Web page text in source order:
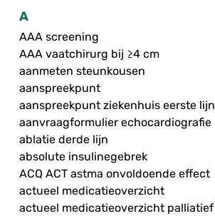
A
AAA screening
AAA vaatchirurg bij ≥4 cm
aanmeten steunkousen
aanspreekpunt
aanspreekpunt ziekenhuis eerste lijn
aanvraagformulier echocardiografie
ablatie derde lijn
absolute insulinegebrek
ACQ ACT astma onvoldoende effect
actueel medicatieoverzicht
actueel medicatieoverzicht palliatief